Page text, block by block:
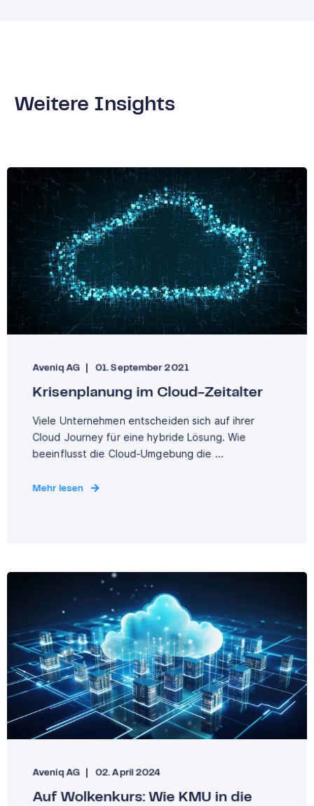
Weitere Insights
Aveniq AG 01. September 2021
Krisenplanung im Cloud-Zeitalter
Viele Unternehmen entscheiden sich auf ihrer
Cloud Journey für eine hybride Lösung. Wie
beeinflusst die Cloud-Umgebung die ...
Mehr lesen
Aveniq AG 02. April 2024
Auf Wolkenkurs: Wie KMU in die